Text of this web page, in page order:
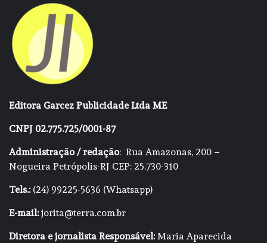
Editora Garcez Publicidade Ltda ME
CNPJ 02.775.725/0001-87
Administração / redação: Rua Amazonas, 200 –
Nogueira Petrópolis-RJ CEP: 25.730-310
Tels.:(24) 99225-5636 (Whatsapp)
E-mail:jorita@terra.com.br
Diretora e jornalista Responsável:Maria Aparecida